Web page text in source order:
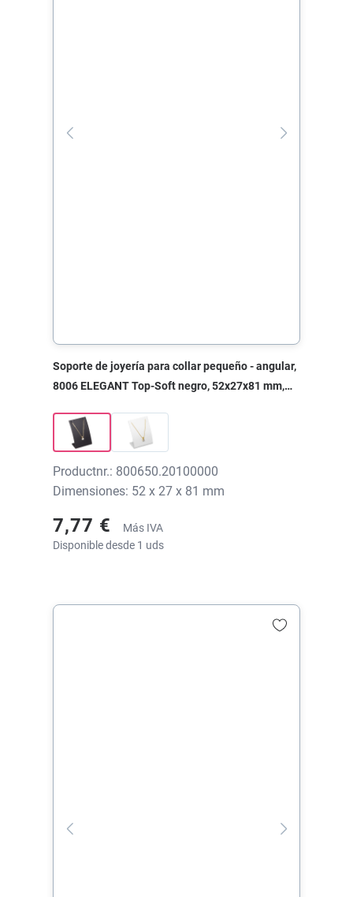
Soporte de joyería para collar pequeño - angular,
8006 ELEGANT Top-Soft negro, 52x27x81 mm,
Productnr.: 800650.20100000
Dimensiones: 52 x 27 x 81 mm
7,77 €
Más IVA
Disponible desde 1 uds